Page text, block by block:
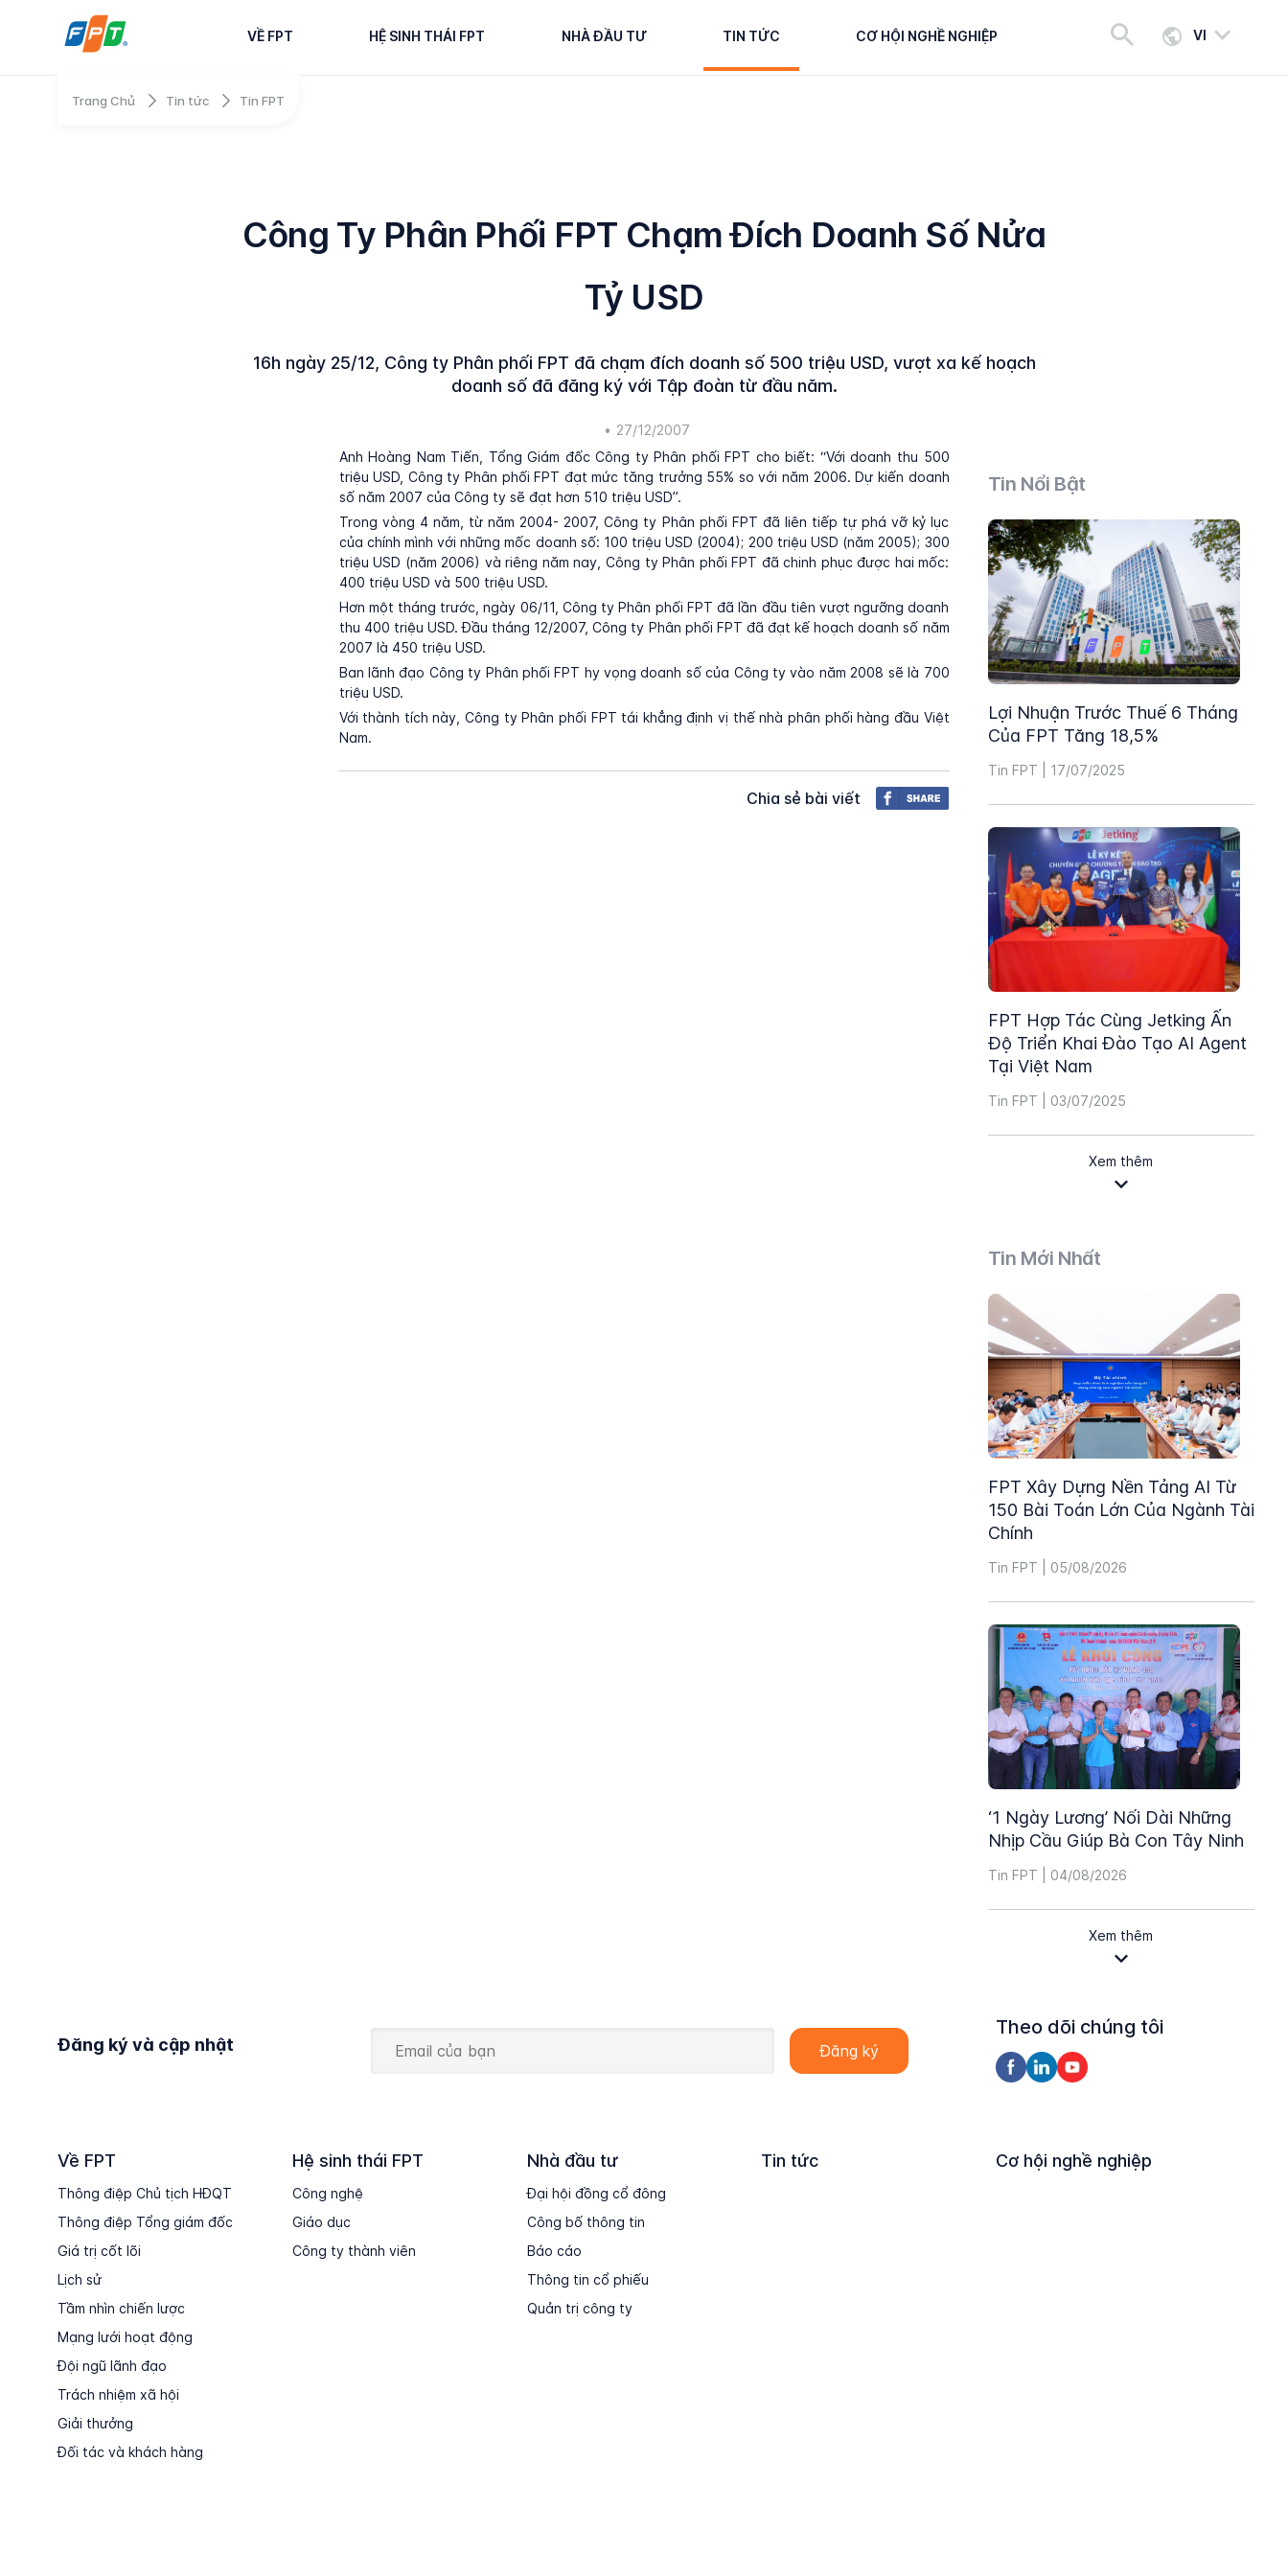
VỀ FPT HỆ SINH THÁI FPT NHÀ ĐẦU TƯ TIN TỨC CƠ HỘI NGHỀ NGHIỆP VI
Trang Chủ Tin tức Tin FPT
Công Ty Phân Phối FPT Chạm Đích Doanh Số Nửa
Tỷ USD
16h ngày 25/12, Công ty Phân phối FPT đã chạm đích doanh số 500 triệu USD, vượt xa kế hoạch
doanh số đã đăng ký với Tập đoàn từ đầu năm.
• 27/12/2007
Anh Hoàng Nam Tiến, Tổng Giám đốc Công ty Phân phối FPT cho biết: “Với doanh thu 500
triệu USD, Công ty Phân phối FPT đạt mức tăng trưởng 55% so với năm 2006. Dự kiến doanh
số năm 2007 của Công ty sẽ đạt hơn 510 triệu USD”.
Trong vòng 4 năm, từ năm 2004- 2007, Công ty Phân phối FPT đã liên tiếp tự phá vỡ kỷ lục
của chính mình với những mốc doanh số: 100 triệu USD (2004); 200 triệu USD (năm 2005); 300
triệu USD (năm 2006) và riêng năm nay, Công ty Phân phối FPT đã chinh phục được hai mốc:
400 triệu USD và 500 triệu USD.
Hơn một tháng trước, ngày 06/11, Công ty Phân phối FPT đã lần đầu tiên vượt ngưỡng doanh
thu 400 triệu USD. Đầu tháng 12/2007, Công ty Phân phối FPT đã đạt kế hoạch doanh số năm
2007 là 450 triệu USD.
Ban lãnh đạo Công ty Phân phối FPT hy vọng doanh số của Công ty vào năm 2008 sẽ là 700
triệu USD.
Với thành tích này, Công ty Phân phối FPT tái khẳng định vị thế nhà phân phối hàng đầu Việt
Nam.
Chia sẻ bài viết
Tin Nổi Bật
Lợi Nhuận Trước Thuế 6 Tháng
Của FPT Tăng 18,5%
Tin FPT | 17/07/2025
FPT Hợp Tác Cùng Jetking Ấn
Độ Triển Khai Đào Tạo AI Agent
Tại Việt Nam
Tin FPT | 03/07/2025
Xem thêm
Tin Mới Nhất
FPT Xây Dựng Nền Tảng AI Từ
150 Bài Toán Lớn Của Ngành Tài
Chính
Tin FPT | 05/08/2026
‘1 Ngày Lương’ Nối Dài Những
Nhịp Cầu Giúp Bà Con Tây Ninh
Tin FPT | 04/08/2026
Xem thêm
Đăng ký và cập nhật
Theo dõi chúng tôi
Về FPT
Thông điệp Chủ tịch HĐQT
Thông điệp Tổng giám đốc
Giá trị cốt lõi
Lịch sử
Tầm nhìn chiến lược
Mạng lưới hoạt động
Đội ngũ lãnh đạo
Trách nhiệm xã hội
Giải thưởng
Đối tác và khách hàng
Hệ sinh thái FPT
Công nghệ
Giáo dục
Công ty thành viên
Nhà đầu tư
Đại hội đồng cổ đông
Công bố thông tin
Báo cáo
Thông tin cổ phiếu
Quản trị công ty
Tin tức Cơ hội nghề nghiệp